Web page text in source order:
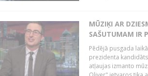
MŪZIĶI AR
SAŠUTUMAM IR
Pēdējā pusgada
prezidenta
atļaujas izmanto